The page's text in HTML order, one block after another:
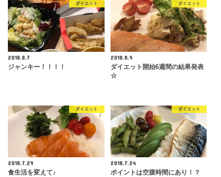
ダイエット
2018.8.7
ジャンキー！！！！
ダイエット
2018.8.9
ダイエット開始6週間の結果発表
☆
ダイエット
2018.7.29
食生活を変えて♪
ダイエット
2018.7.24
ポイントは空腹時間にあり！？